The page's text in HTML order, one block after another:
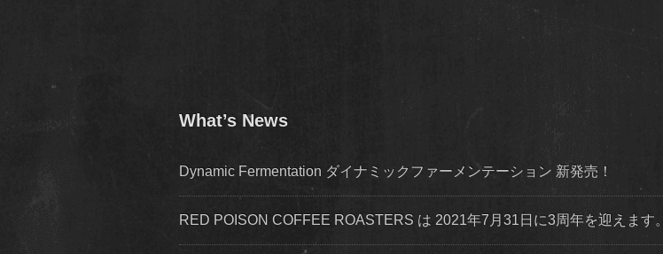
What’s News
Dynamic Fermentation ダイナミックファーメンテーション 新発売！
RED POISON COFFEE ROASTERS は 2021年7月31日に3周年を迎えます。